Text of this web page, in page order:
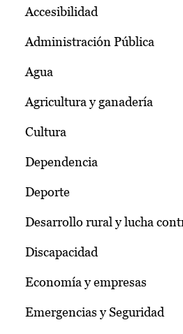
Accesibilidad
Administración Pública
Agua
Agricultura y ganadería
Cultura
Dependencia
Deporte
Desarrollo rural y lucha
Discapacidad
Economía y empresas
Emergencias y Seguridad